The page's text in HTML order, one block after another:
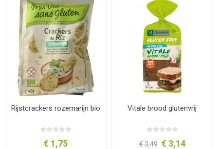
Rijstcrackers rozemarijn bio
€ 1,75
Vitale brood glutenvrij
€ 3,49 € 3,14